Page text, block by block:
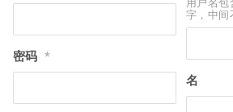
密码 *
用户名包
字，中间
名